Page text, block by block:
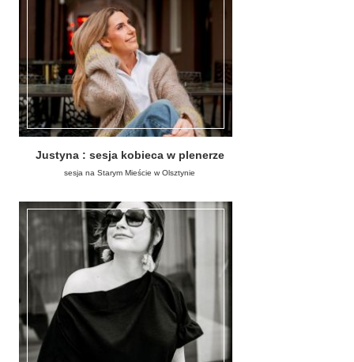
Justyna : sesja kobieca w plenerze
sesja na Starym Mieście w Olsztynie